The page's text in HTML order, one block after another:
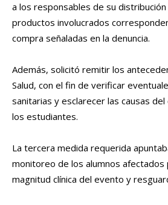
a los responsables de su
productos involucrados
compra señaladas en la denuncia.
Además, solicitó remitir los
Salud, con el fin de verificar
sanitarias y esclarecer las causas
los estudiantes.
La tercera medida requerida
monitoreo de los alumnos afectados
magnitud clínica del evento y